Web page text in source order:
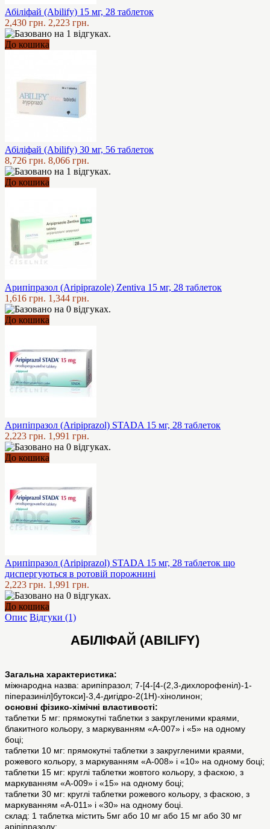
Абіліфай (Abilify) 15 мг, 28 таблеток
2,430 грн. 2,223 грн.
До кошика
Абіліфай (Abilify) 30 мг, 56 таблеток
8,726 грн. 8,066 грн.
До кошика
Арипіпразол (Aripiprazole) Zentiva 15 мг, 28 таблеток
1,616 грн. 1,344 грн.
До кошика
Арипіпразол (Aripiprazol) STADA 15 мг, 28 таблеток
2,223 грн. 1,991 грн.
До кошика
Арипіпразол (Aripiprazol) STADA 15 мг, 28 таблеток що
диспергуються в ротовій порожнині
2,223 грн. 1,991 грн.
До кошика
Опис Відгуки (1)
АБІЛІФАЙ (ABILIFY)
Загальна характеристика:
міжнародна назва: арипіпразол; 7-[4-[4-(2,3-дихлорофеніл)-1-
піперазиніл]бутокси]-3,4-дигідро-2(1H)-хінолинон;
основні фізико-хімічні властивості:
таблетки 5 мг: прямокутні таблетки з закругленими краями,
блакитного кольору, з маркуванням «А-007» і «5» на одному
боці;
таблетки 10 мг: прямокутні таблетки з закругленими краями,
рожевого кольору, з маркуванням «А-008» і «10» на одному боці;
таблетки 15 мг: круглі таблетки жовтого кольору, з фаскою, з
маркуванням «А-009» і «15» на одному боці;
таблетки 30 мг: круглі таблетки рожевого кольору, з фаскою, з
маркуванням «А-011» і «30» на одному боці.
склад: 1 таблетка містить 5мг або 10 мг або 15 мг або 30 мг
аріпіпразолу;